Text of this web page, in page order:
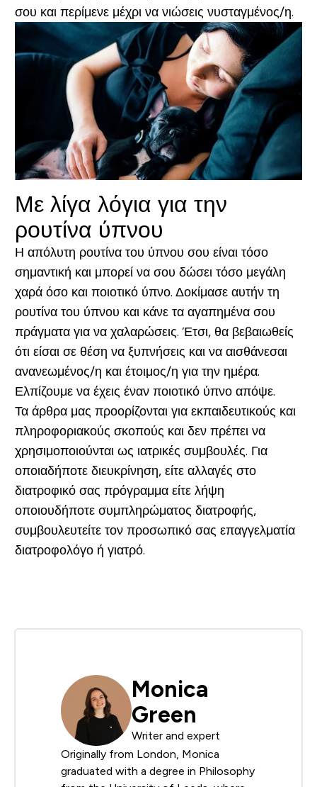
σου και περίμενε μέχρι να νιώσεις νυσταγμένος/η.
Με λίγα λόγια για την
ρουτίνα ύπνου
Η απόλυτη ρουτίνα του ύπνου σου είναι τόσο
σημαντική και μπορεί να σου δώσει τόσο μεγάλη
χαρά όσο και ποιοτικό ύπνο. Δοκίμασε αυτήν τη
ρουτίνα του ύπνου και κάνε τα αγαπημένα σου
πράγματα για να χαλαρώσεις. Έτσι, θα βεβαιωθείς
ότι είσαι σε θέση να ξυπνήσεις και να αισθάνεσαι
ανανεωμένος/η και έτοιμος/η για την ημέρα.
Ελπίζουμε να έχεις έναν ποιοτικό ύπνο απόψε.
Τα άρθρα μας προορίζονται για εκπαιδευτικούς και
πληροφοριακούς σκοπούς και δεν πρέπει να
χρησιμοποιούνται ως ιατρικές συμβουλές. Για
οποιαδήποτε διευκρίνηση, είτε αλλαγές στο
διατροφικό σας πρόγραμμα είτε λήψη
οποιουδήποτε συμπληρώματος διατροφής,
συμβουλευτείτε τον προσωπικό σας επαγγελματία
διατροφολόγο ή γιατρό.
Monica
Green
Writer and expert
Originally from London, Monica
graduated with a degree in Philosophy